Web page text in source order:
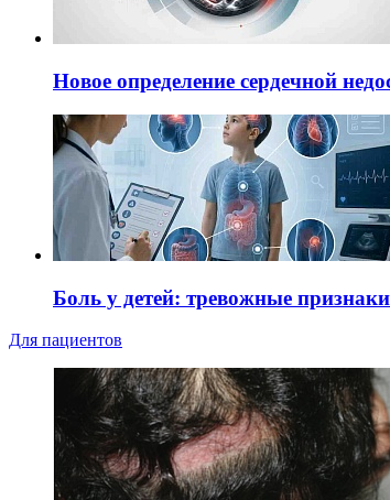
Новое определение сердечной
Боль у детей: тревожные
Для пациентов